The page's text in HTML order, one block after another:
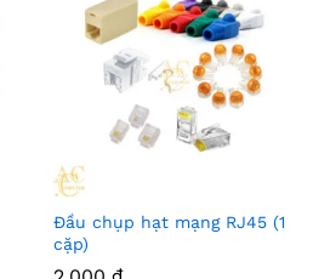
Đầu chụp hạt mạng RJ45 (1
cặp)